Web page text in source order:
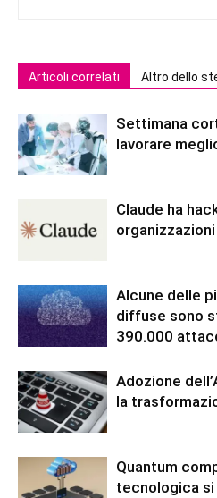
Articoli correlati Altro dello
Settimana
lavorare
Claude ha
organizzazioni
Alcune delle
diffuse sono
390.000
Adozione
la
Quantum
tecnologica